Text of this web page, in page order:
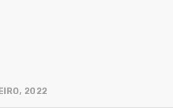
2022